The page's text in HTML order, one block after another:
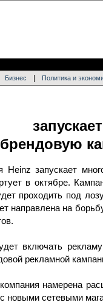
Бизнес Политика и
Heinz запускает
в октябре.
проходить под
направлена на
включать
рекламной
намерена
новыми сетевыми